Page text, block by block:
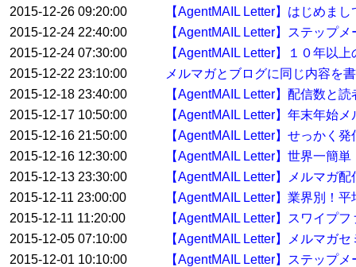
2015-12-26 09:20:00
【AgentMAIL Letter】はじめま
2015-12-24 22:40:00
【AgentMAIL Letter】ステップ
2015-12-24 07:30:00
【AgentMAIL Letter】１０年以
2015-12-22 23:10:00
メルマガとブログに同じ内容を
2015-12-18 23:40:00
【AgentMAIL Letter】配信数と
2015-12-17 10:50:00
【AgentMAIL Letter】年末年始
2015-12-16 21:50:00
【AgentMAIL Letter】せっかく
2015-12-16 12:30:00
【AgentMAIL Letter】世界一簡
2015-12-13 23:30:00
【AgentMAIL Letter】メルマガ
2015-12-11 23:00:00
【AgentMAIL Letter】業界別！
2015-12-11 11:20:00
【AgentMAIL Letter】スワイプ
2015-12-05 07:10:00
【AgentMAIL Letter】メルマガ
2015-12-01 10:10:00
【AgentMAIL Letter】ステップ